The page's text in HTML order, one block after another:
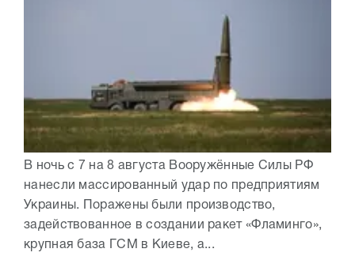
В ночь с 7 на 8 августа Вооружённые Силы РФ
нанесли массированный удар по предприятиям
Украины. Поражены были производство,
задействованное в создании ракет «Фламинго»,
крупная база ГСМ в Киеве, а...